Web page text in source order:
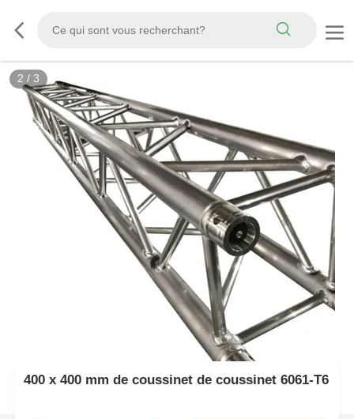
2 / 3
400 x 400 mm de coussinet de coussinet 6061-T6